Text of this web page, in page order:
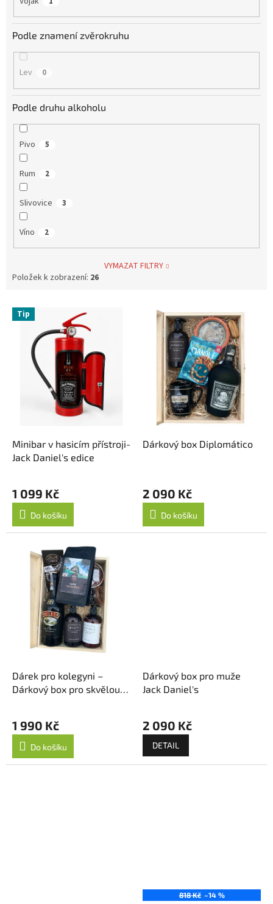
Podle znamení zvěrokruhu
Lev 0
Podle druhu alkoholu
Pivo 5
Rum 2
Slivovice 3
Víno 2
VYMAZAT FILTRY
Položek k zobrazení: 26
V Tip
Minibar v hasicím přístroji-
Jack Daniel's edice
1 099 Kč
Do košíku
Dárkový box Diplomático
2 090 Kč
Do košíku
Dárek pro kolegyni –
Dárkový box pro skvělou
1 990 Kč
Do košíku
Dárkový box pro muže
Jack Daniel's
2 090 Kč
DETAIL
818 Kč –14 %